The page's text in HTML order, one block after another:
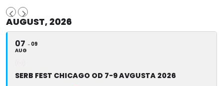
AUGUST, 2026
07
AUG
09
SERB FEST CHICAGO OD 7-9 AVGUSTA 2026